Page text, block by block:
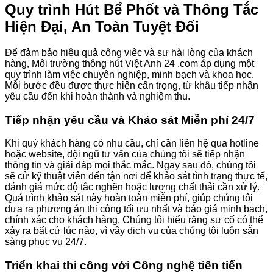
Quy trình Hút Bể Phốt và Thông Tắc
Hiện Đại, An Toàn Tuyệt Đối
Để đảm bảo hiệu quả công việc và sự hài lòng của khách
hàng, Môi trường thông hút Việt Anh 24 .com áp dụng một
quy trình làm việc chuyên nghiệp, minh bạch và khoa học.
Mỗi bước đều được thực hiện cẩn trọng, từ khâu tiếp nhận
yêu cầu đến khi hoàn thành và nghiệm thu.
Tiếp nhận yêu cầu và Khảo sát Miễn phí 24/7
Khi quý khách hàng có nhu cầu, chỉ cần liên hệ qua hotline
hoặc website, đội ngũ tư vấn của chúng tôi sẽ tiếp nhận
thông tin và giải đáp mọi thắc mắc. Ngay sau đó, chúng tôi
sẽ cử kỹ thuật viên đến tận nơi để khảo sát tình trạng thực tế,
đánh giá mức độ tắc nghẽn hoặc lượng chất thải cần xử lý.
Quá trình khảo sát này hoàn toàn miễn phí, giúp chúng tôi
đưa ra phương án thi công tối ưu nhất và báo giá minh bạch,
chính xác cho khách hàng. Chúng tôi hiểu rằng sự cố có thể
xảy ra bất cứ lúc nào, vì vậy dịch vụ của chúng tôi luôn sẵn
sàng phục vụ 24/7.
Triển khai thi công với Công nghệ tiên tiến